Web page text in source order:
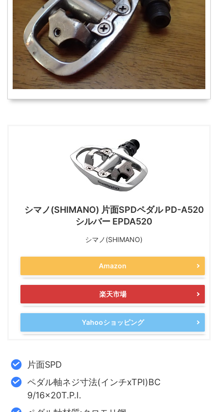
シマノ(SHIMANO) 片面SPDペダル PD-A520
シルバー EPDA520
シマノ(SHIMANO)
Amazon
楽天市場
Yahooショッピング
片面SPD
ペダル軸ネジ寸法(インチxTPI)BC
9/16x20T.P.I.